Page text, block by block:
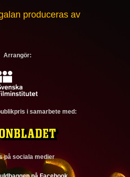
produceras av
Arrangör:
i samarbete med:
på sociala medier